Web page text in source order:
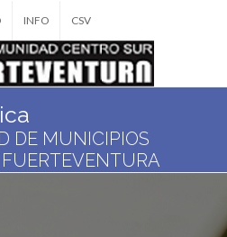
INFO CSV
DE MUNICIPIOS